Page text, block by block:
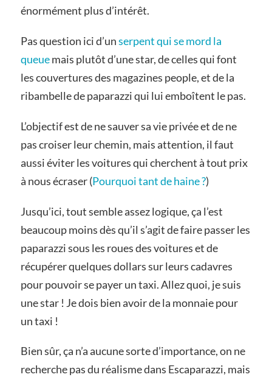
énormément plus d’intérêt.
Pas question ici d’unserpent qui se mord la
queuemais plutôt d’une star, de celles qui font
les couvertures des magazines people, et de la
ribambelle de paparazzi qui lui emboîtent le pas.
L’objectif est de ne sauver sa vie privée et de ne
pas croiser leur chemin, mais attention, il faut
aussi éviter les voitures qui cherchent à tout prix
à nous écraser (Pourquoi tant de haine ?)
Jusqu’ici, tout semble assez logique, ça l’est
beaucoup moins dès qu’il s’agit de faire passer les
paparazzi sous les roues des voitures et de
récupérer quelques dollars sur leurs cadavres
pour pouvoir se payer un taxi. Allez quoi, je suis
une star ! Je dois bien avoir de la monnaie pour
un taxi !
Bien sûr, ça n’a aucune sorte d’importance, on ne
recherche pas du réalisme dans Escaparazzi, mais